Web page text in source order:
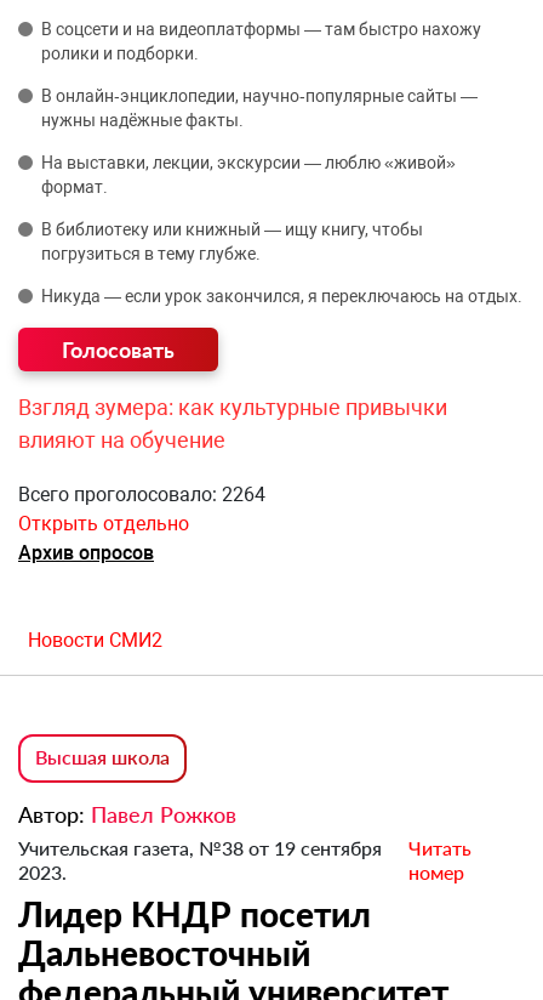
В соцсети и на видеоплатформы — там быстро нахожу
ролики и подборки.
В онлайн‑энциклопедии, научно‑популярные сайты —
нужны надёжные факты.
На выставки, лекции, экскурсии — люблю «живой»
формат.
В библиотеку или книжный — ищу книгу, чтобы
погрузиться в тему глубже.
Никуда — если урок закончился, я переключаюсь на отдых.
Взгляд зумера: как культурные привычки
влияют на обучение
Всего проголосовало: 2264
Открыть отдельно
Архив опросов
Новости СМИ2
Высшая школа
Автор: Павел Рожков
Учительская газета, №38 от 19 сентября
2023.
Читать
номер
Лидер КНДР посетил
Дальневосточный
федеральный университет